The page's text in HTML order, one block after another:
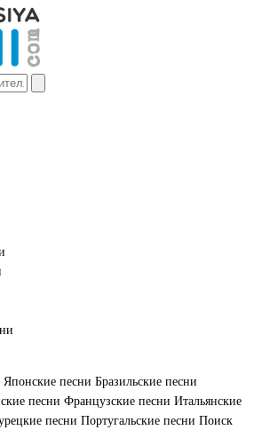
Японские песни Бразильские песни
песни Французские песни Итальянские
песни Португальские песни Поиск